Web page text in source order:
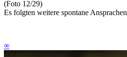
(Foto 12/29)
Es folgten weitere spontane Ansprachen
∞